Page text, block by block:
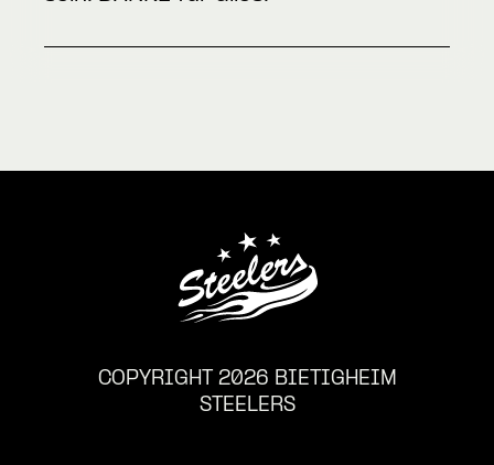
COPYRIGHT 2026 BIETIGHEIM
STEELERS